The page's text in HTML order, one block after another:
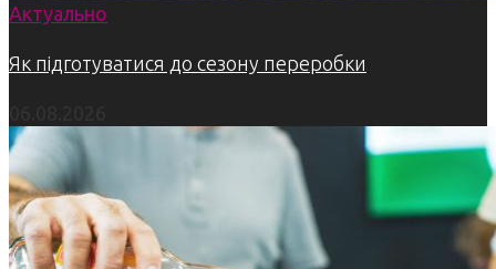
Актуально
Як підготуватися до сезону переробки